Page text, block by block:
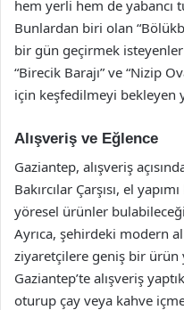
hem yerli hem de yabancı
Bunlardan biri olan
bir gün geçirmek
“Birecik Barajı” ve “Nizip
için keşfedilmeyi bekleyen
Alışveriş ve Eğlence
Gaziantep, alışveriş
Bakırcılar Çarşısı, el
yöresel ürünler
Ayrıca, şehirdeki modern
ziyaretçilere geniş bir ürün
Gaziantep’te alışveriş
oturup çay veya kahve